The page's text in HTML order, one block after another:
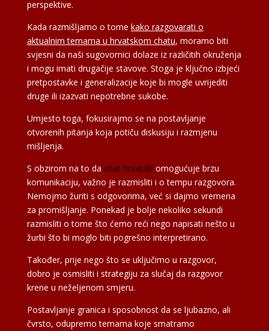
perspektive.
Kada razmišljamo o tome kako razgovarati o
aktualnim temama u hrvatskom chatu, moramo biti
svjesni da naši sugovornici dolaze iz različitih okruženja
i mogu imati drugačije stavove. Stoga je ključno izbjeći
pretpostavke i generalizacije koje bi mogle uvrijediti
druge ili izazvati nepotrebne sukobe.
Umjesto toga, fokusirajmo se na postavljanje
otvorenih pitanja koja potiču diskusiju i razmjenu
mišljenja.
S obzirom na to da chat hrvatski omogućuje brzu
komunikaciju, važno je razmisliti i o tempu razgovora.
Nemojmo žuriti s odgovorima, već si dajmo vremena
za promišljanje. Ponekad je bolje nekoliko sekundi
razmisliti o tome što ćemo reći nego napisati nešto u
žurbi što bi moglo biti pogrešno interpretirano.
Također, prije nego što se uključimo u razgovor,
dobro je osmisliti i strategiju za slučaj da razgovor
krene u neželjenom smjeru.
Postavljanje granica i sposobnost da se ljubazno, ali
čvrsto, odupremo temama koje smatramo